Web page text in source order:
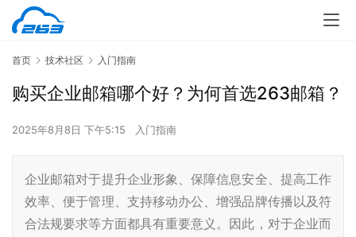
首页 技术社区 入门指南
购买企业邮箱哪个好？为何首选263邮箱？
2025年8月8日 下午5:15 入门指南
企业邮箱对于提升企业形象、保障信息安全、提高工作
效率、便于管理、支持移动办公、增强品牌传播以及符
合法规要求等方面都具有重要意义。因此，对于企业而